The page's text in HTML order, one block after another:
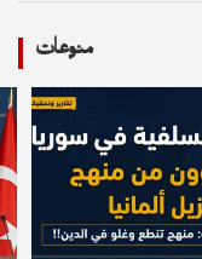
منوعات